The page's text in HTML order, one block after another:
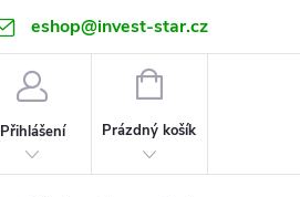
eshop@invest-star.cz
Přihlášení
NÁKUPNÍ
Prázdný košík